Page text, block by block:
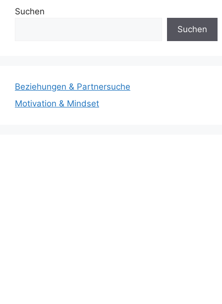
Suchen
Suchen
Beziehungen & Partnersuche
Motivation & Mindset